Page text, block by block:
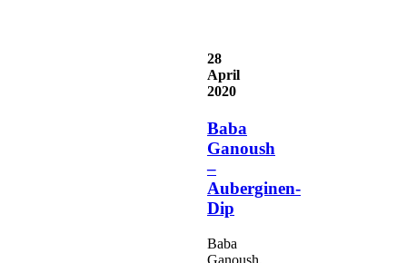
28
April
2020
Baba
Ganoush
–
Auberginen-
Dip
Baba